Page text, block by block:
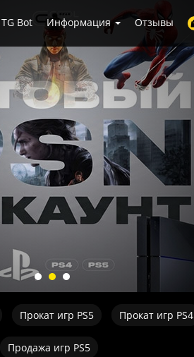
TG Bot Информация Отзывы
Прокат игр PS5 Прокат игр PS4
Продажа игр PS5